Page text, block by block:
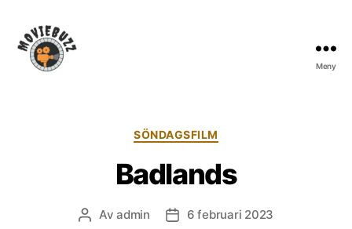
Meny
Kategorier
SÖNDAGSFILM
Badlands
Inläggsförfattare
Avadmin Inläggsdatum
6 februari 2023